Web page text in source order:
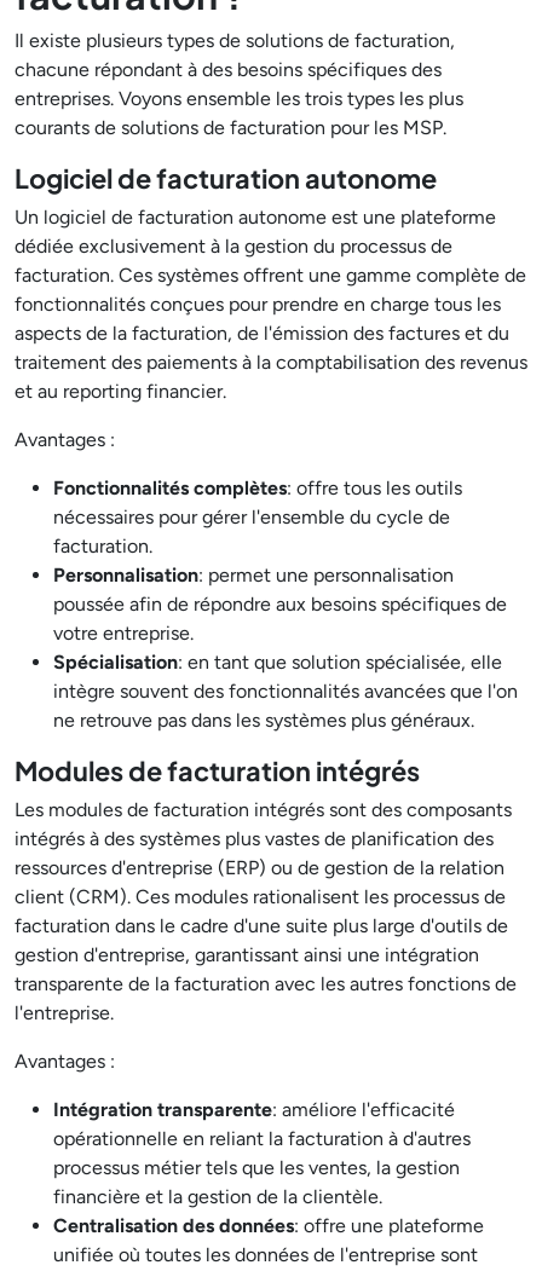
Il existe plusieurs types de solutions de facturation,
chacune répondant à des besoins spécifiques des
entreprises. Voyons ensemble les trois types les plus
courants de solutions de facturation pour les MSP.
Logiciel de facturation autonome
Un logiciel de facturation autonome est une plateforme
dédiée exclusivement à la gestion du processus de
facturation. Ces systèmes offrent une gamme complète de
fonctionnalités conçues pour prendre en charge tous les
aspects de la facturation, de l'émission des factures et du
traitement des paiements à la comptabilisation des revenus
et au reporting financier.
Avantages :
Fonctionnalités complètes: offre tous les outils
nécessaires pour gérer l'ensemble du cycle de
facturation.
Personnalisation: permet une personnalisation
poussée afin de répondre aux besoins spécifiques de
votre entreprise.
Spécialisation: en tant que solution spécialisée, elle
intègre souvent des fonctionnalités avancées que l'on
ne retrouve pas dans les systèmes plus généraux.
Modules de facturation intégrés
Les modules de facturation intégrés sont des composants
intégrés à des systèmes plus vastes de planification des
ressources d'entreprise (ERP) ou de gestion de la relation
client (CRM). Ces modules rationalisent les processus de
facturation dans le cadre d'une suite plus large d'outils de
gestion d'entreprise, garantissant ainsi une intégration
transparente de la facturation avec les autres fonctions de
l'entreprise.
Avantages :
Intégration transparente: améliore l'efficacité
opérationnelle en reliant la facturation à d'autres
processus métier tels que les ventes, la gestion
financière et la gestion de la clientèle.
Centralisation des données: offre une plateforme
unifiée où toutes les données de l'entreprise sont